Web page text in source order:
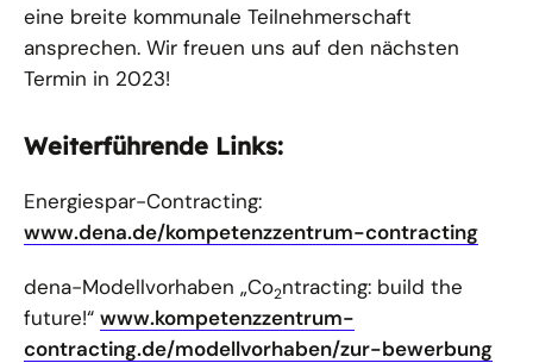
eine breite kommunale Teilnehmerschaft
ansprechen. Wir freuen uns auf den nächsten
Termin in 2023!
Weiterführende Links:
Energiespar-Contracting:
www.dena.de/kompetenzzentrum-contracting
dena-Modellvorhaben „Co2ntracting: build the
future!“ www.kompetenzzentrum-
contracting.de/modellvorhaben/zur-bewerbung